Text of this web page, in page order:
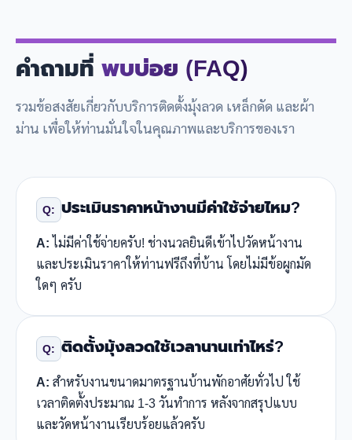
คำถามที่ พบบ่อย (FAQ)
รวมข้อสงสัยเกี่ยวกับบริการติดตั้งมุ้งลวด เหล็กดัด และผ้า
ม่าน เพื่อให้ท่านมั่นใจในคุณภาพและบริการของเรา
Q: ประเมินราคาหน้างานมีค่าใช้จ่ายไหม?
A:ไม่มีค่าใช้จ่ายครับ! ช่างนวลยินดีเข้าไปวัดหน้างาน
และประเมินราคาให้ท่านฟรีถึงที่บ้าน โดยไม่มีข้อผูกมัด
ใดๆ ครับ
Q: ติดตั้งมุ้งลวดใช้เวลานานเท่าไหร่?
A: สำหรับงานขนาดมาตรฐานบ้านพักอาศัยทั่วไป ใช้
เวลาติดตั้งประมาณ 1-3 วันทำการ หลังจากสรุปแบบ
และวัดหน้างานเรียบร้อยแล้วครับ